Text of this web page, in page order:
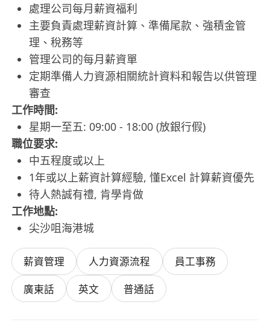
處理公司每月薪資福利
主要負責處理薪資計算、準備尾款、強積金管
理、稅務等
管理公司的每月薪資單
定期準備人力資源相關統計資料和報告以供管理
審查
工作時間:
星期一至五: 09:00 - 18:00 (放銀行假)
職位要求:
中五程度或以上
1年或以上薪資計算經驗, 懂Excel 計算薪資優先
待人熱誠有禮, 肯學肯做
工作地點:
尖沙咀海港城
薪資管理 人力資源流程
員工事務
廣東話
英文 普通話